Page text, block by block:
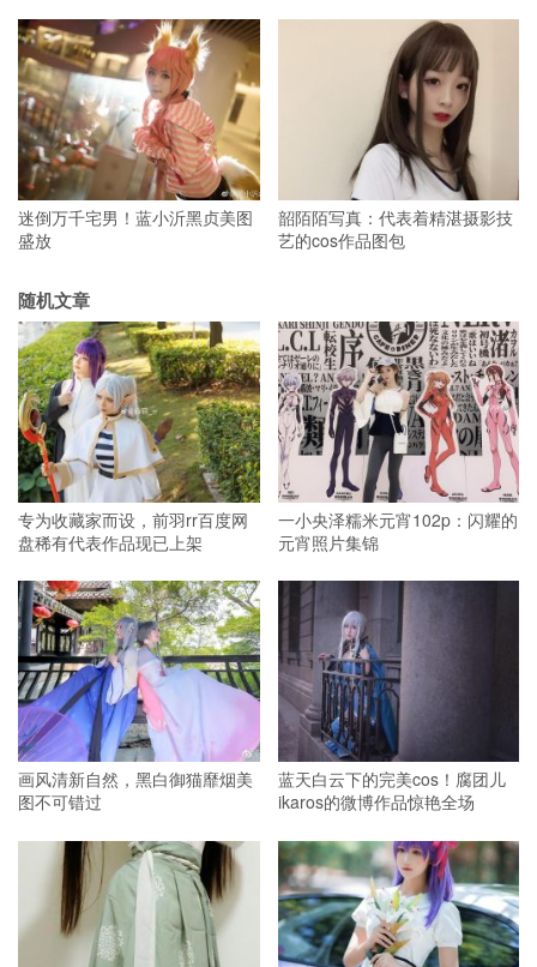
迷倒万千宅男！蓝小沂黑贞美图
盛放
韶陌陌写真：代表着精湛摄影技
艺的cos作品图包
随机文章
专为收藏家而设，前羽rr百度网
盘稀有代表作品现已上架
一小央泽糯米元宵102p：闪耀的
元宵照片集锦
画风清新自然，黑白御猫靡烟美
图不可错过
蓝天白云下的完美cos！腐团儿
ikaros的微博作品惊艳全场